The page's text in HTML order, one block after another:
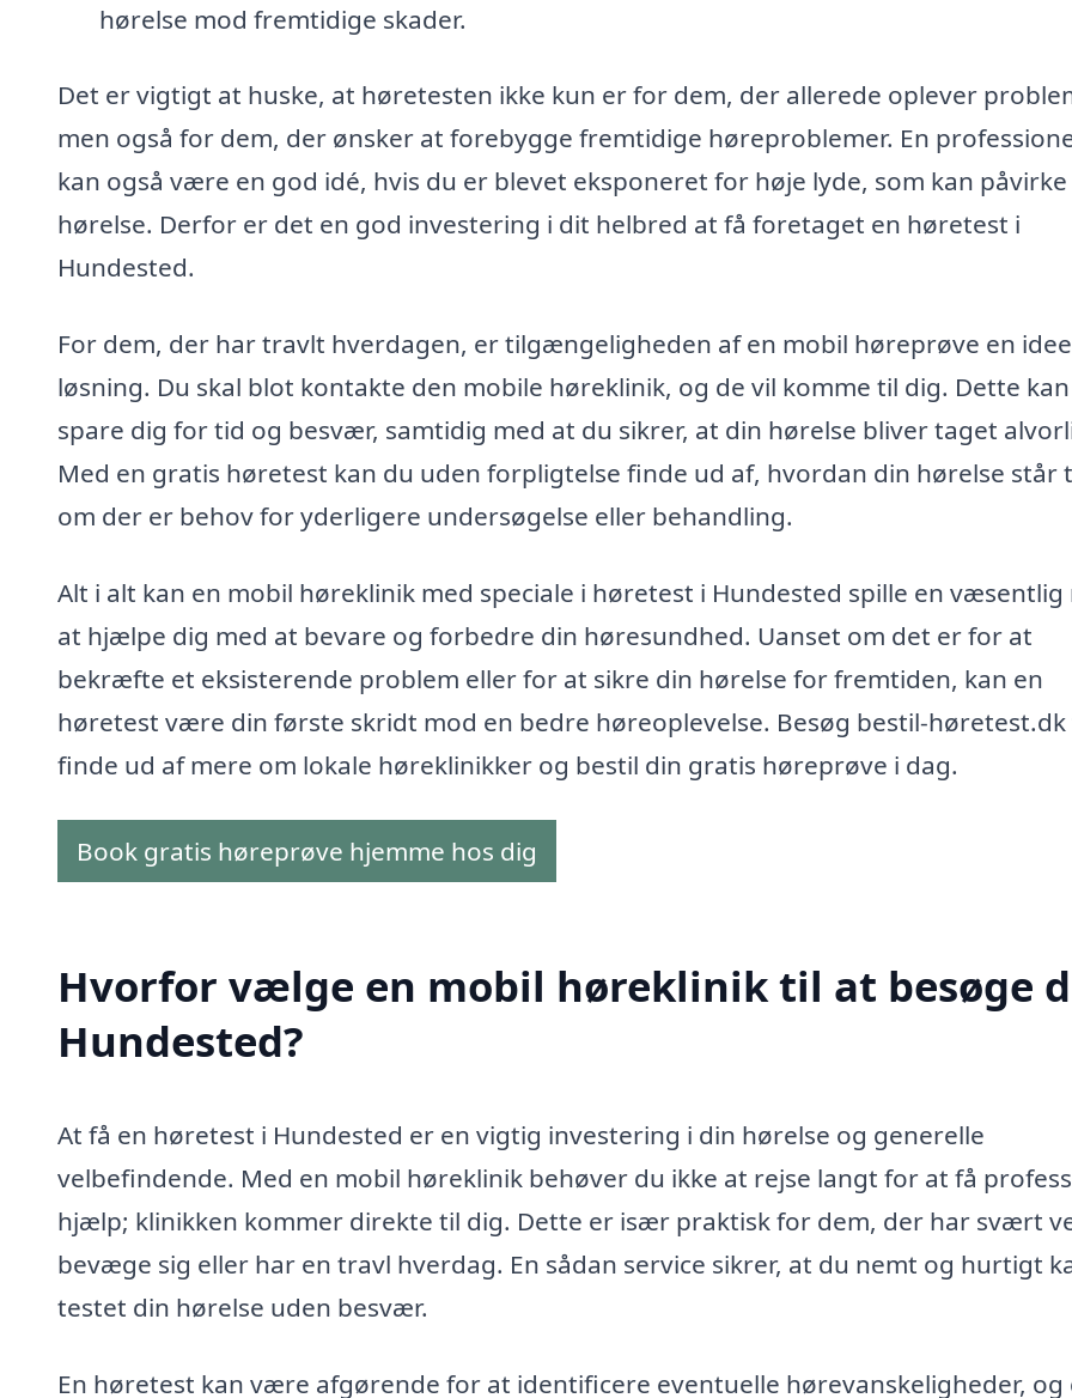
hørelse mod fremtidige skader.
Det er vigtigt at huske, at høretesten ikke kun er for dem, der allerede oplever
men også for dem, der ønsker at forebygge fremtidige høreproblemer. En
kan også være en god idé, hvis du er blevet eksponeret for høje lyde, som kan
hørelse. Derfor er det en god investering i dit helbred at få foretaget en høretest i
Hundested.
For dem, der har travlt hverdagen, er tilgængeligheden af en mobil høreprøve en
løsning. Du skal blot kontakte den mobile høreklinik, og de vil komme til dig. Dette kan
spare dig for tid og besvær, samtidig med at du sikrer, at din hørelse bliver taget
Med en gratis høretest kan du uden forpligtelse finde ud af, hvordan din hørelse står
om der er behov for yderligere undersøgelse eller behandling.
Alt i alt kan en mobil høreklinik med speciale i høretest i Hundested spille en væsentlig
at hjælpe dig med at bevare og forbedre din høresundhed. Uanset om det er for at
bekræfte et eksisterende problem eller for at sikre din hørelse for fremtiden, kan en
høretest være din første skridt mod en bedre høreoplevelse. Besøg bestil-
finde ud af mere om lokale høreklinikker og bestil din gratis høreprøve i dag.
Book gratis høreprøve hjemme hos dig
Hvorfor vælge en mobil høreklinik til at besøge
Hundested?
At få en høretest i Hundested er en vigtig investering i din hørelse og generelle
velbefindende. Med en mobil høreklinik behøver du ikke at rejse langt for at få
hjælp; klinikken kommer direkte til dig. Dette er især praktisk for dem, der har svært
bevæge sig eller har en travl hverdag. En sådan service sikrer, at du nemt og hurtigt
testet din hørelse uden besvær.
En høretest kan være afgørende for at identificere eventuelle hørevanskeligheder, og